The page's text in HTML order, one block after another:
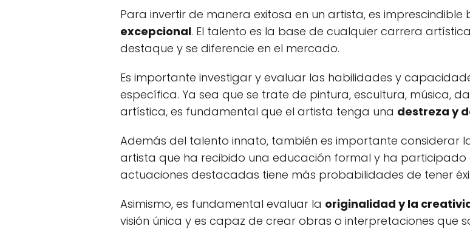
Para invertir de manera exitosa en un artista, es
excepcional. El talento es la base de cualquier carrera
destaque y se diferencie en el mercado.
Es importante investigar y evaluar las habilidades y
específica. Ya sea que se trate de pintura, escultura, música,
artística, es fundamental que el artista tenga una destreza y
Además del talento innato, también es importante considerar
artista que ha recibido una educación formal y ha participado
actuaciones destacadas tiene más probabilidades de tener
Asimismo, es fundamental evaluar la originalidad y la
visión única y es capaz de crear obras o interpretaciones que